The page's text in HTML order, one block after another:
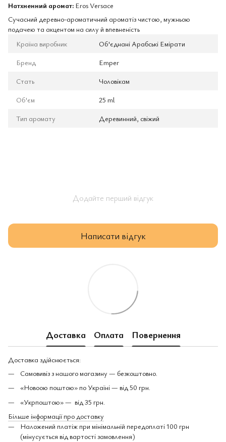
Натхненний аромат: Eros Versace
Сучасний деревно-ароматичний ароматіз чистою, мужньою
подачею та акцентом на силу й впевненість
Країна виробник
Об'єднані Арабські Емірати
Бренд
Emper
Стать
Чоловікам
Об'єм
25 ml
Тип аромату
Деревинний, свіжий
Додайте перший відгук
Написати відгук
Доставка Оплата Повернення
Доставка здійснюється:
Самовивіз з нашого магазину — безкоштовно.
«Новоою поштою» по Україні — від 50 грн.
«Укрпоштою» — від 35 грн.
Більше інформації про доставку
Наложений платіж при мінімальній передоплаті 100 грн
(мінусується від вартості замовлення)